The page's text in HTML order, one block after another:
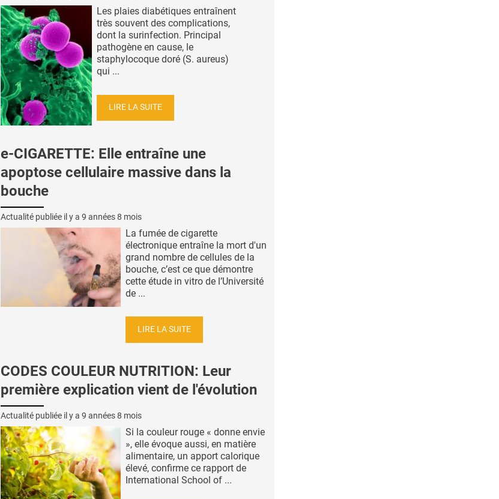
Les plaies diabétiques entraînent
très souvent des complications,
dont la surinfection. Principal
pathogène en cause, le
staphylocoque doré (S. aureus)
qui ...
LIRE LA SUITE
e-CIGARETTE: Elle entraîne une
apoptose cellulaire massive dans la
bouche
Actualité publiée il y a 9 années 8 mois
La fumée de cigarette
électronique entraîne la mort d'un
grand nombre de cellules de la
bouche, c’est ce que démontre
cette étude in vitro de l’Université
de ...
LIRE LA SUITE
CODES COULEUR NUTRITION: Leur
première explication vient de l'évolution
Actualité publiée il y a 9 années 8 mois
Si la couleur rouge « donne envie
», elle évoque aussi, en matière
alimentaire, un apport calorique
élevé, confirme ce rapport de
International School of ...